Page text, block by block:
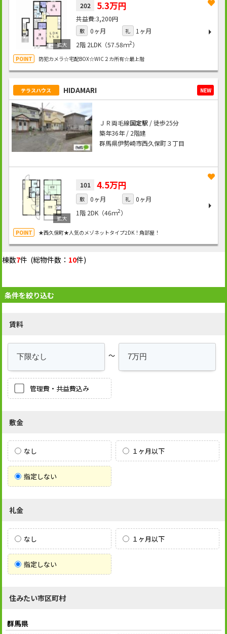
202 5.3万円
3,200円
敷 0ヶ月 礼
1ヶ月
2階 2LDK（57.58ｍ2）
防犯カメラ☆宅配BOX☆WIC２カ所有☆最上階
テラスハウス HIDAMARI NEW
ＪＲ両毛線国定駅/ 徒歩25分
築年36年 / 2階建
群馬県伊勢崎市西久保町３丁目
101 4.5万円
敷 0ヶ月 礼
0ヶ月
1階 2DK（46ｍ2）
★西久保町★人気のメゾネットタイプ2DK！角部屋！
棟数7件 (総物件数： 10件)
条件を絞り込む
賃料
～
管理費・共益費込み
敷金
なし １ヶ月以下
指定しない
礼金
なし １ヶ月以下
指定しない
住みたい市区町村
群馬県